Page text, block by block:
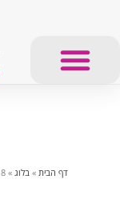
דף הבית » בלוג » 8 דברים שיש לזכור כאשר הכול משתבש